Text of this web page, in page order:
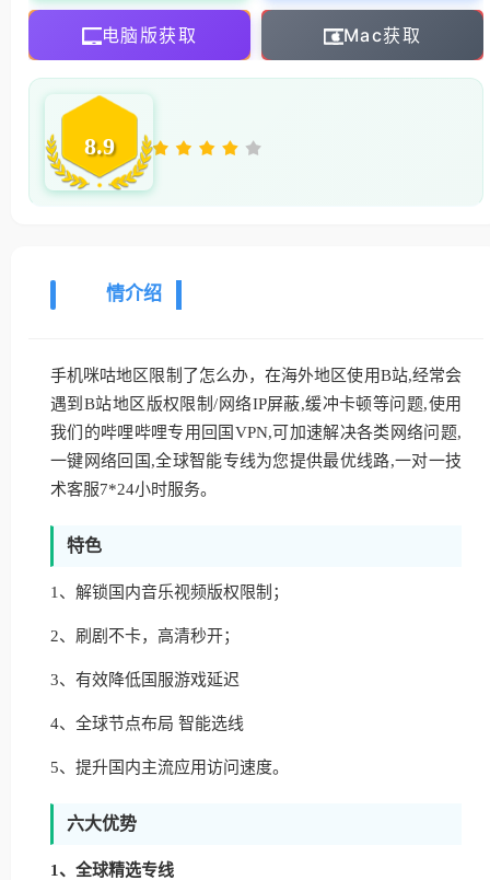
电脑版获取 Mac获取
8.9
情介绍
手机咪咕地区限制了怎么办，在海外地区使用B站,经常会
遇到B站地区版权限制/网络IP屏蔽,缓冲卡顿等问题,使用
我们的哔哩哔哩专用回国VPN,可加速解决各类网络问题,
一键网络回国,全球智能专线为您提供最优线路,一对一技
术客服7*24小时服务。
特色
1、解锁国内音乐视频版权限制；
2、刷剧不卡，高清秒开；
3、有效降低国服游戏延迟
4、全球节点布局 智能选线
5、提升国内主流应用访问速度。
六大优势
1、全球精选专线